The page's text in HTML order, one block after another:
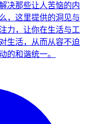
决那些让人苦恼的内
，这里提供的洞见与
力，让你在生活与工
生活，从而从容不迫
的和谐统一。